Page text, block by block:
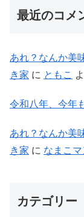
最近のコメ
あれ？なんか美
き家 に ともこ
令和八年、今年
あれ？なんか美
き家 に なまこマ
カテゴリー